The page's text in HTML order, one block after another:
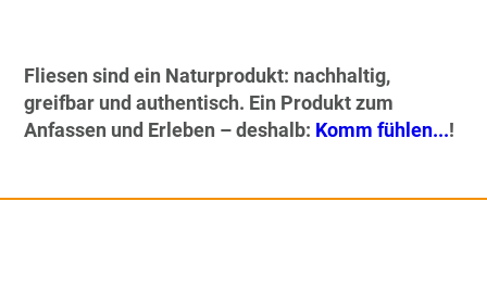
Fliesen sind ein Naturprodukt: nachhaltig,
greifbar und authentisch. Ein Produkt zum
Anfassen und Erleben – deshalb: Komm fühlen...!